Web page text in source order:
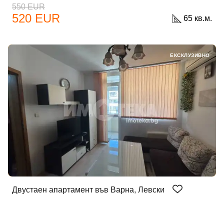
550 EUR
520 EUR 65 кв.м.
Двустаен апартамент във Варна, Левски
ЕКСКЛУЗИВНО